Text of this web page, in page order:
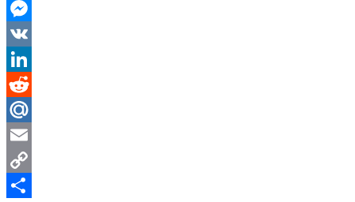
WhatsApp
Messenger
VK
LinkedIn
Reddit
Mail.Ru
Email
Copy